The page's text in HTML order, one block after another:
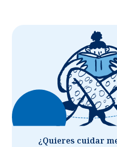
¿Quieres cuidar